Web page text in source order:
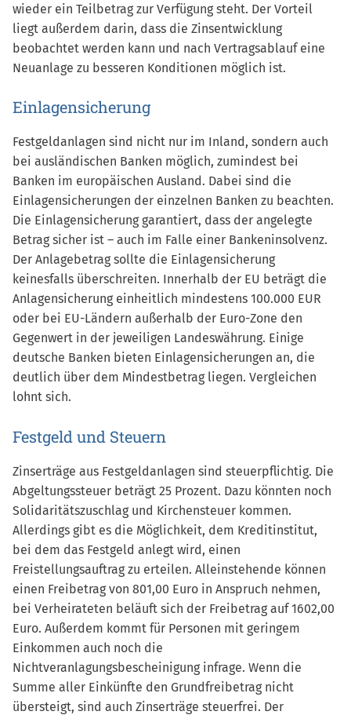
wieder ein Teilbetrag zur Verfügung steht. Der Vorteil
liegt außerdem darin, dass die Zinsentwicklung
beobachtet werden kann und nach Vertragsablauf eine
Neuanlage zu besseren Konditionen möglich ist.
Einlagensicherung
Festgeldanlagen sind nicht nur im Inland, sondern auch
bei ausländischen Banken möglich, zumindest bei
Banken im europäischen Ausland. Dabei sind die
Einlagensicherungen der einzelnen Banken zu beachten.
Die Einlagensicherung garantiert, dass der angelegte
Betrag sicher ist – auch im Falle einer Bankeninsolvenz.
Der Anlagebetrag sollte die Einlagensicherung
keinesfalls überschreiten. Innerhalb der EU beträgt die
Anlagensicherung einheitlich mindestens 100.000 EUR
oder bei EU-Ländern außerhalb der Euro-Zone den
Gegenwert in der jeweiligen Landeswährung. Einige
deutsche Banken bieten Einlagensicherungen an, die
deutlich über dem Mindestbetrag liegen. Vergleichen
lohnt sich.
Festgeld und Steuern
Zinserträge aus Festgeldanlagen sind steuerpflichtig. Die
Abgeltungssteuer beträgt 25 Prozent. Dazu könnten noch
Solidaritätszuschlag und Kirchensteuer kommen.
Allerdings gibt es die Möglichkeit, dem Kreditinstitut,
bei dem das Festgeld anlegt wird, einen
Freistellungsauftrag zu erteilen. Alleinstehende können
einen Freibetrag von 801,00 Euro in Anspruch nehmen,
bei Verheirateten beläuft sich der Freibetrag auf 1602,00
Euro. Außerdem kommt für Personen mit geringem
Einkommen auch noch die
Nichtveranlagungsbescheinigung infrage. Wenn die
Summe aller Einkünfte den Grundfreibetrag nicht
übersteigt, sind auch Zinserträge steuerfrei. Der